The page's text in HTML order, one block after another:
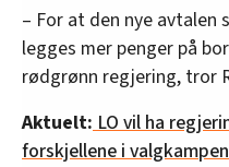
– For at den nye avtalen
legges mer penger på
rødgrønn regjering, tror
Aktuelt:LO vil ha
forskjellene i valgkampen